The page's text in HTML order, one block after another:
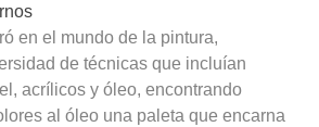
en el mundo de la pintura,
de técnicas que incluían
acrílicos y óleo, encontrando
al óleo una paleta que encarna